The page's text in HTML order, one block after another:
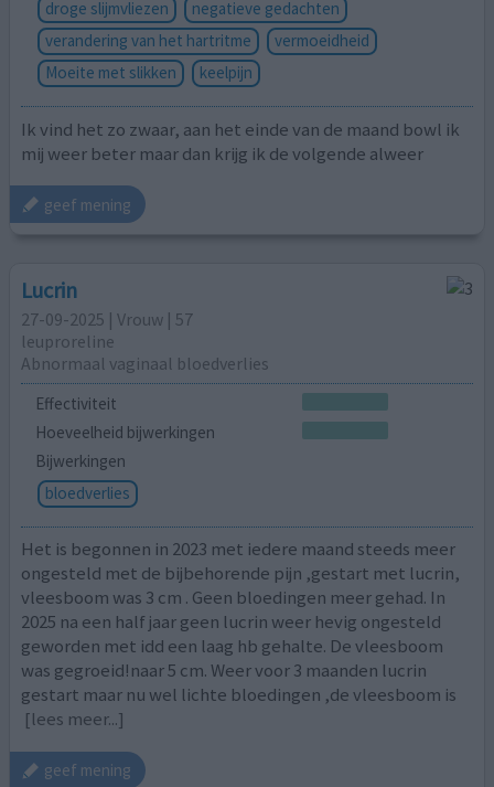
droge slijmvliezen
negatieve gedachten
verandering van het hartritme
vermoeidheid
Moeite met slikken
keelpijn
Ik vind het zo zwaar, aan het einde van de maand bowl ik
mij weer beter maar dan krijg ik de volgende alweer
geef mening
Lucrin
27-09-2025 | Vrouw | 57
leuproreline
Abnormaal vaginaal bloedverlies
Effectiviteit
Hoeveelheid bijwerkingen
Bijwerkingen
bloedverlies
Het is begonnen in 2023 met iedere maand steeds meer
ongesteld met de bijbehorende pijn ,gestart met lucrin,
vleesboom was 3 cm . Geen bloedingen meer gehad. In
2025 na een half jaar geen lucrin weer hevig ongesteld
geworden met idd een laag hb gehalte. De vleesboom
was gegroeid!naar 5 cm. Weer voor 3 maanden lucrin
gestart maar nu wel lichte bloedingen ,de vleesboom is
[lees meer...]
geef mening